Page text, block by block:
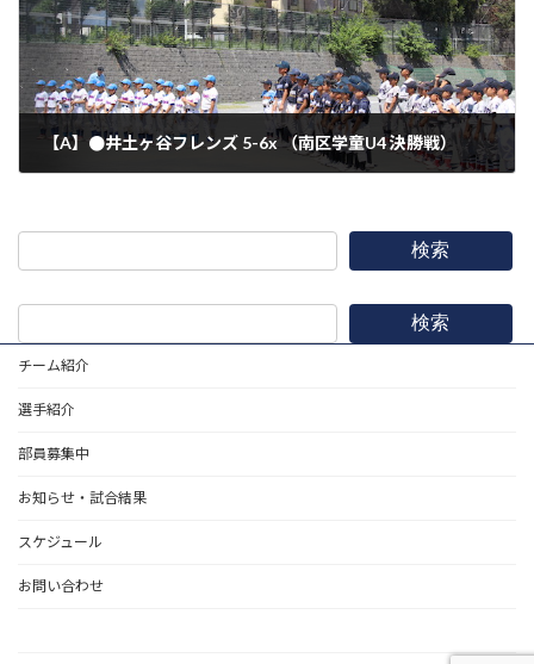
【A】●井土ヶ谷フレンズ 5-6x （南区学童U4 決勝戦）
検索
検索
チーム紹介
選手紹介
部員募集中
お知らせ・試合結果
スケジュール
お問い合わせ